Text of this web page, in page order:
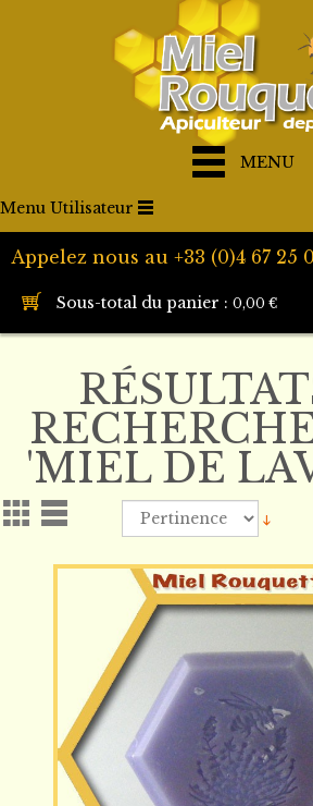
MENU
Menu Utilisateur
Appelez nous au +33 (0)4 67 25
Sous-total du panier : 0,00 €
'MIEL DE